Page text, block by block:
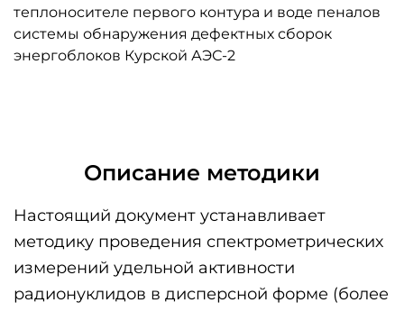
теплоносителе первого контура и воде пеналов
системы обнаружения дефектных сборок
энергоблоков Курской АЭС-2
Описание методики
Настоящий документ устанавливает
методику проведения спектрометрических
измерений удельной активности
радионуклидов в дисперсной форме (более